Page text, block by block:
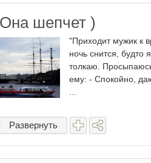
Она шепчет )
"Приходит мужик к
ночь снится, будто
толкаю.
ему: - Спокойно,
Развернуть